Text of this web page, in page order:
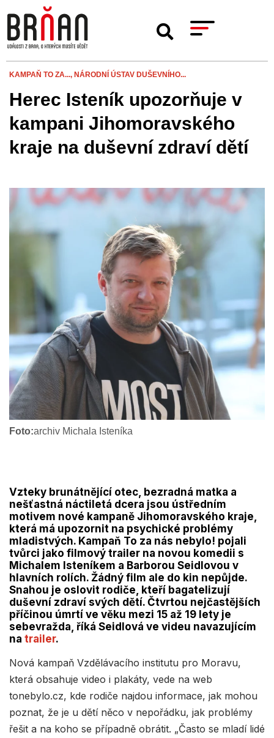
KAMPAŇ TO ZA..., NÁRODNÍ ÚSTAV DUŠEVNÍHO...
Herec Isteník upozorňuje v
kampani Jihomoravského
kraje na duševní zdraví dětí
Foto:archiv Michala Isteníka
Vzteky brunátnějící otec, bezradná matka a
nešťastná náctiletá dcera jsou ústředním
motivem nové kampaně Jihomoravského kraje,
která má upozornit na psychické problémy
mladistvých. Kampaň To za nás nebylo! pojali
tvůrci jako filmový trailer na novou komedii s
Michalem Isteníkem a Barborou Seidlovou v
hlavních rolích. Žádný film ale do kin nepůjde.
Snahou je oslovit rodiče, kteří bagatelizují
duševní zdraví svých dětí. Čtvrtou nejčastějších
příčinou úmrtí ve věku mezi 15 až 19 lety je
sebevražda, říká Seidlová ve videu navazujícím
na trailer.
Nová kampaň Vzdělávacího institutu pro Moravu,
která obsahuje video i plakáty, vede na web
tonebylo.cz, kde rodiče najdou informace, jak mohou
poznat, že je u dětí něco v nepořádku, jak problémy
řešit a na koho se případně obrátit. „Často se mladí lidé